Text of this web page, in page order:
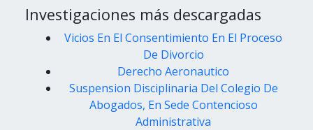
Investigaciones más descargadas
Vicios En El Consentimiento En El Proceso
De Divorcio
Derecho Aeronautico
Suspension Disciplinaria Del Colegio De
Abogados, En Sede Contencioso
Administrativa